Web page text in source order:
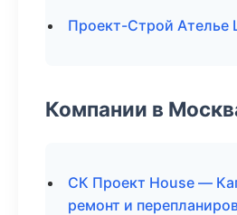
Проект-Строй Ателье
Компании в
СК Проект House —
ремонт и